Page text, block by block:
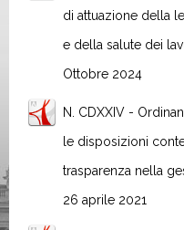
di attuazione della
e della salute dei
Ottobre 2024
N. CDXXIV -
le disposizioni
trasparenza nella
26 aprile 2021